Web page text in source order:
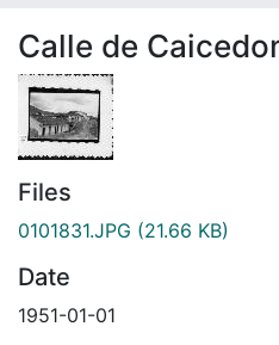
Calle de
Files
0101831.JPG (21.66 KB)
Date
1951-01-01